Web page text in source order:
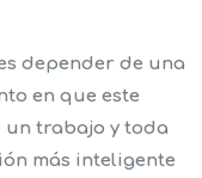
depender de una
en que este
un trabajo y toda
más inteligente